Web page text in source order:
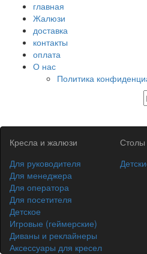
главная
Жалюзи
доставка
контакты
оплата
О нас
Политика
Кресла и жалюзи
Для руководителя
Для менеджера
Для оператора
Для посетителя
Детское
Игровые (геймерские)
Диваны и реклайнеры
Аксессуары для кресел
Столы